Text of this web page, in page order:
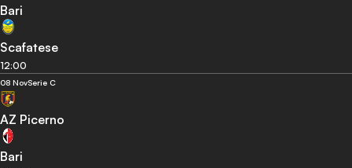
Bari
Scafatese
12:00
08 NovSerie C
AZ Picerno
Bari